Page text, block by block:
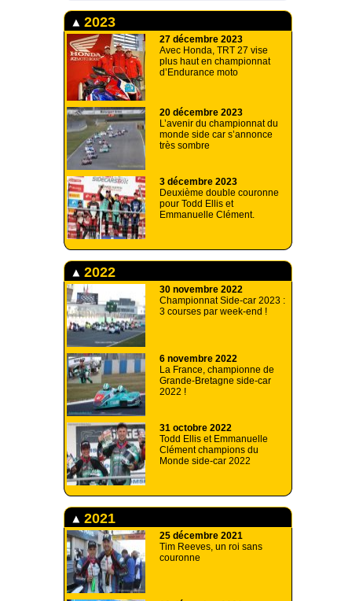
2023
27 décembre 2023
Avec Honda, TRT 27 vise
plus haut en championnat
d’Endurance moto
20 décembre 2023
L’avenir du championnat du
monde side car s’annonce
très sombre
3 décembre 2023
Deuxième double couronne
pour Todd Ellis et
Emmanuelle Clément.
2022
30 novembre 2022
Championnat Side-car 2023 :
3 courses par week-end !
6 novembre 2022
La France, championne de
Grande-Bretagne side-car
2022 !
31 octobre 2022
Todd Ellis et Emmanuelle
Clément champions du
Monde side-car 2022
2021
25 décembre 2021
Tim Reeves, un roi sans
couronne